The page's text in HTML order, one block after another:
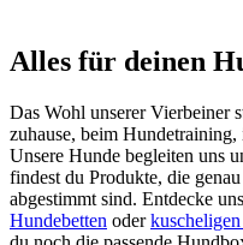
Alles für deinen
Das Wohl unserer Vierbeiner
zuhause, beim
Unsere Hunde begleiten uns
findest du Produkte, die
abgestimmt sind. Entdecke
Hundebetten oder